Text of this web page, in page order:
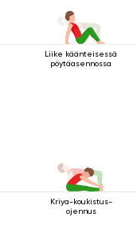
Liike käänteisessä
pöytäasennossa
Kriya-koukistus-
ojennus